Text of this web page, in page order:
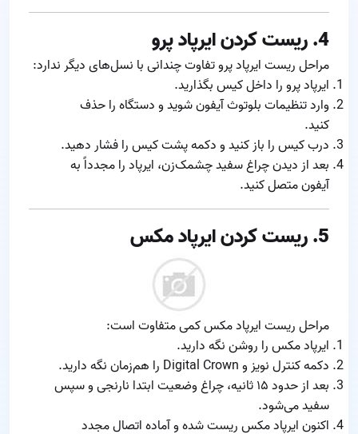
4. ریست کردن ایرپاد پرو
مراحل ریست ایرپاد پرو تفاوت چندانی با نسل‌های دیگر ندارد:
ایرپاد پرو را داخل کیس بگذارید.
وارد تنظیمات بلوتوث آیفون شوید و دستگاه را حذف
کنید.
درب کیس را باز کنید و دکمه پشت کیس را فشار دهید.
بعد از دیدن چراغ سفید چشمک‌زن، ایرپاد را مجدداً به
آیفون متصل کنید.
5. ریست کردن ایرپاد مکس
مراحل ریست ایرپاد مکس کمی متفاوت است:
ایرپاد مکس را روشن نگه دارید.
دکمه کنترل نویز و Digital Crown را هم‌زمان نگه دارید.
بعد از حدود ۱۵ ثانیه، چراغ وضعیت ابتدا نارنجی و سپس
سفید می‌شود.
اکنون ایرپاد مکس ریست شده و آماده اتصال مجدد